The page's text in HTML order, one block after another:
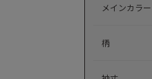
メインカラー
柄